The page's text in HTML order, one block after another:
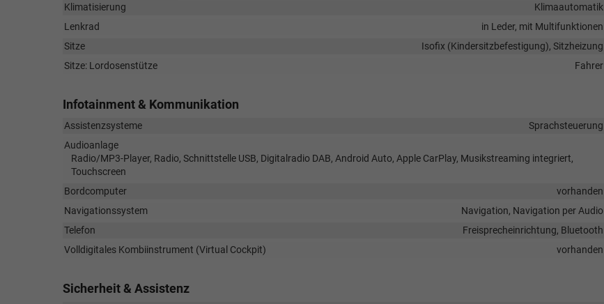
Klimatisierung
Klimaautomatik
Lenkrad
in Leder, mit Multifunktionen
Sitze
Isofix (Kindersitzbefestigung), Sitzheizung
Sitze: Lordosenstütze
Fahrer
Infotainment & Kommunikation
Assistenzsysteme
Sprachsteuerung
Audioanlage
Radio/MP3-Player, Radio, Schnittstelle USB, Digitalradio DAB, Android Auto, Apple CarPlay, Musikstreaming integriert,
Touchscreen
Bordcomputer
vorhanden
Navigationssystem
Navigation, Navigation per Audio
Telefon
Freisprecheinrichtung, Bluetooth
Volldigitales Kombiinstrument (Virtual Cockpit)
vorhanden
Sicherheit & Assistenz